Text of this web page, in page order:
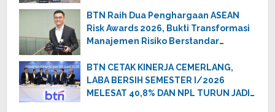
Berkelanjutan
BTN Raih Dua Penghargaan ASEAN
Risk Awards 2026, Bukti Transformasi
Manajemen Risiko Berstandar
Berkelanjutan
BTN CETAK KINERJA CEMERLANG,
LABA BERSIH SEMESTER I/2026
MELESAT 40,8% DAN NPL TURUN JADI